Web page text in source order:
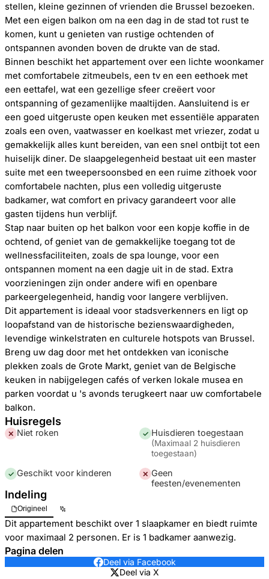
stellen, kleine gezinnen of vrienden die Brussel bezoeken.
Met een eigen balkon om na een dag in de stad tot rust te
komen, kunt u genieten van rustige ochtenden of
ontspannen avonden boven de drukte van de stad.
Binnen beschikt het appartement over een lichte woonkamer
met comfortabele zitmeubels, een tv en een eethoek met
een eettafel, wat een gezellige sfeer creëert voor
ontspanning of gezamenlijke maaltijden. Aansluitend is er
een goed uitgeruste open keuken met essentiële apparaten
zoals een oven, vaatwasser en koelkast met vriezer, zodat u
gemakkelijk alles kunt bereiden, van een snel ontbijt tot een
huiselijk diner. De slaapgelegenheid bestaat uit een master
suite met een tweepersoonsbed en een ruime zithoek voor
comfortabele nachten, plus een volledig uitgeruste
badkamer, wat comfort en privacy garandeert voor alle
gasten tijdens hun verblijf.
Stap naar buiten op het balkon voor een kopje koffie in de
ochtend, of geniet van de gemakkelijke toegang tot de
wellnessfaciliteiten, zoals de spa lounge, voor een
ontspannen moment na een dagje uit in de stad. Extra
voorzieningen zijn onder andere wifi en openbare
parkeergelegenheid, handig voor langere verblijven.
Dit appartement is ideaal voor stadsverkenners en ligt op
loopafstand van de historische bezienswaardigheden,
levendige winkelstraten en culturele hotspots van Brussel.
Breng uw dag door met het ontdekken van iconische
plekken zoals de Grote Markt, geniet van de Belgische
keuken in nabijgelegen cafés of verken lokale musea en
parken voordat u 's avonds terugkeert naar uw comfortabele
balkon.
Huisregels
✕ Niet roken ✓ Huisdieren toegestaan
(Maximaal 2 huisdieren
toegestaan)
✓ Geschikt voor kinderen ✕ Geen
feesten/evenementen
Indeling
Origineel
Dit appartement beschikt over 1 slaapkamer en biedt ruimte
voor maximaal 2 personen. Er is 1 badkamer aanwezig.
Pagina delen
Deel via Facebook
Deel via X